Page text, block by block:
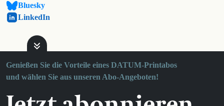
Bluesky
LinkedIn
Genießen Sie die Vorteile eines DATUM-Printabos
und wählen Sie aus unseren Abo-Angeboten!